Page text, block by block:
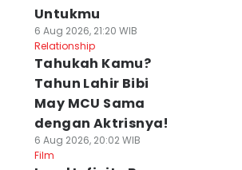
Untukmu
6 Aug 2026, 21:20 WIB
Relationship
Tahukah Kamu?
Tahun Lahir Bibi
May MCU Sama
dengan Aktrisnya!
6 Aug 2026, 20:02 WIB
Film